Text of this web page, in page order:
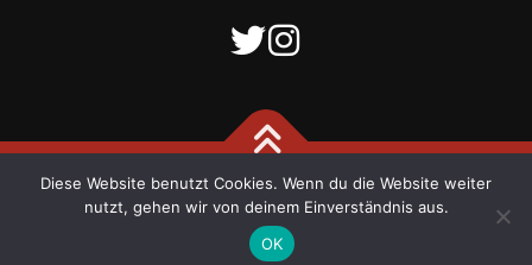
Copyright © 2026 Freiwillige Feuerwehr Stadt Verden (Aller)
OnePress
Theme von FameThemes
Diese Website benutzt Cookies. Wenn du die Website weiter
nutzt, gehen wir von deinem Einverständnis aus.
OK